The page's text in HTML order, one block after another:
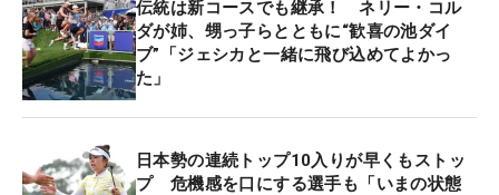
伝統は新コースでも継承！ ネリー・コル
ダが姉、甥っ子らとともに“歓喜の池ダイ
ブ”「ジェシカと一緒に飛び込めてよかっ
た」
日本勢の連続トップ10入りが早くもストッ
プ 危機感を口にする選手も「いまの状態